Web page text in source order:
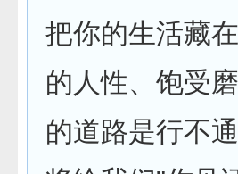
把你的生活藏
的人性、饱受
的道路是行不